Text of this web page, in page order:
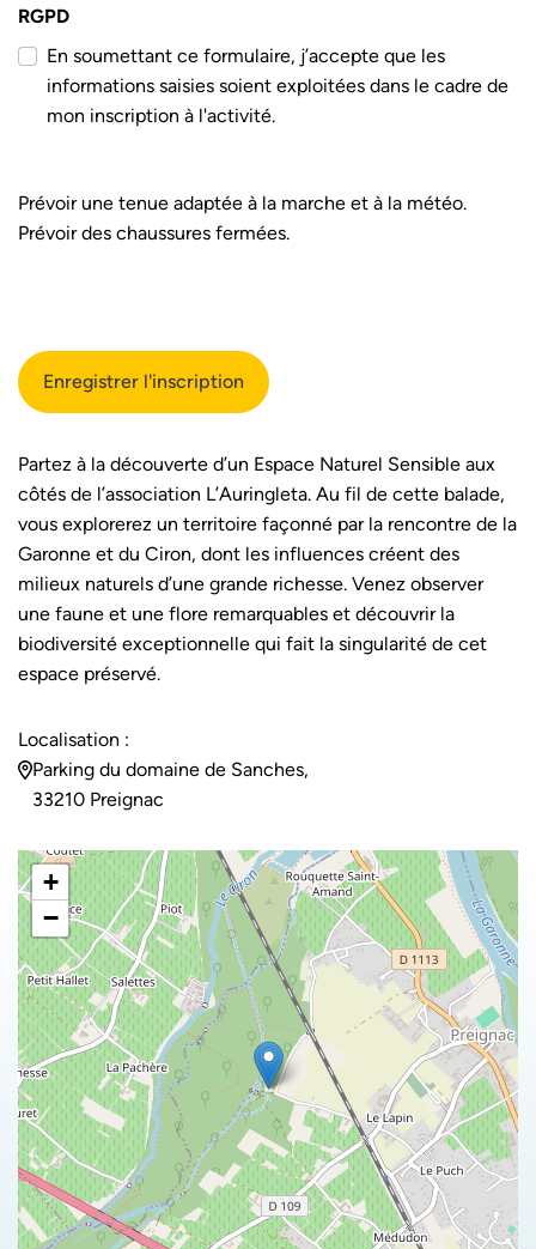
RGPD
En soumettant ce formulaire, j’accepte que les
informations saisies soient exploitées dans le cadre de
mon inscription à l'activité.
Prévoir une tenue adaptée à la marche et à la météo.
Prévoir des chaussures fermées.
Partez à la découverte d’un Espace Naturel Sensible aux
côtés de l’association L’Auringleta. Au fil de cette balade,
vous explorerez un territoire façonné par la rencontre de la
Garonne et du Ciron, dont les influences créent des
milieux naturels d’une grande richesse. Venez observer
une faune et une flore remarquables et découvrir la
biodiversité exceptionnelle qui fait la singularité de cet
espace préservé.
Localisation :
Parking du domaine de Sanches,
33210 Preignac
+
−